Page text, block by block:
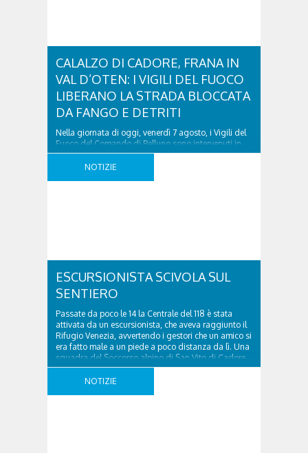
CALALZO DI CADORE, FRANA IN
VAL D’OTEN: I VIGILI DEL FUOCO
LIBERANO LA STRADA BLOCCATA
DA FANGO E DETRITI
Nella giornata di oggi, venerdì 7 agosto, i Vigili del
Fuoco del Comando di Belluno sono intervenuti in
località Diassa, in Val d’Oten, nel comune di Calalzo
di Cadore, per liberare una strada rimasta bloccata
NOTIZIE
ESCURSIONISTA SCIVOLA SUL
SENTIERO
Passate da poco le 14 la Centrale del 118 è stata
attivata da un escursionista, che aveva raggiunto il
Rifugio Venezia, avvertendo i gestori che un amico si
era fatto male a un piede a poco distanza da lì. Una
squadra del Soccorso alpino di San Vito di Cadore
ha quindi raggiunto l’infortunato, un 26enne ..
NOTIZIE